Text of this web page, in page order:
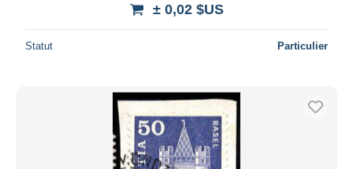
± 0,02 $US
Statut Particulier